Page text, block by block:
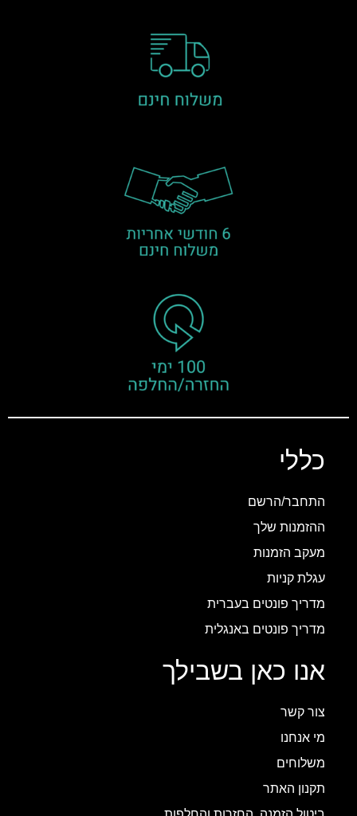
כללי
התחבר/הרשם
ההזמנות שלך
מעקב הזמנות
עגלת קניות
מדריך פונטים בעברית
מדריך פונטים באנגלית
אנו כאן בשבילך
צור קשר
מי אנחנו
משלוחים
תקנון האתר